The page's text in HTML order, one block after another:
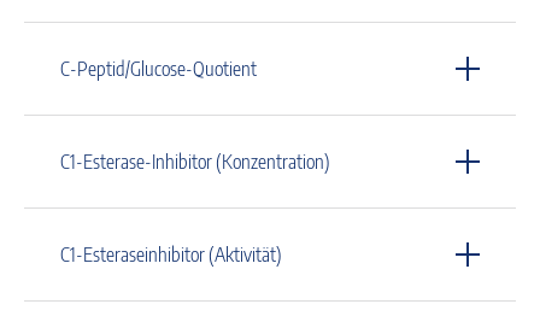
C-Peptid/Glucose-Quotient
C1-Esterase-Inhibitor (Konzentration)
C1-Esteraseinhibitor (Aktivität)